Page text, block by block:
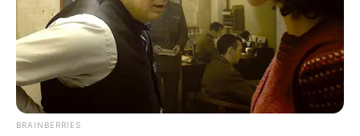
2 weeks ago
મોદીએ રાતે 12 વાગ્યે વીડિયો મેસેજ જાહેર કરીને
કહ્યું, પેપર લીક પર કડક નિર્ણય લેવાશે
2 weeks ago
Categories
BRAINBERRIES